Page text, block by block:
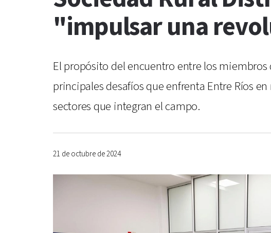
"impulsar una
El propósito del encuentro entre los miembros
principales desafíos que enfrenta Entre Ríos
sectores que integran el campo.
21 de octubre de 2024